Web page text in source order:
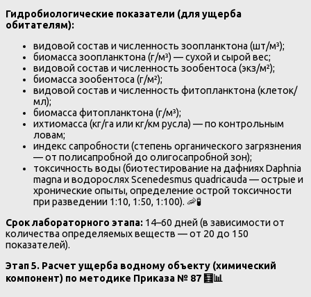
Гидробиологические показатели (для ущерба
обитателям):
видовой состав и численность зоопланктона (шт/м³);
биомасса зоопланктона (г/м³) — сухой и сырой вес;
видовой состав и численность зообентоса (экз/м²);
биомасса зообентоса (г/м²);
видовой состав и численность фитопланктона (клеток/
мл);
биомасса фитопланктона (г/м³);
ихтиомасса (кг/га или кг/км русла) — по контрольным
ловам;
индекс сапробности (степень органического загрязнения
— от полисапробной до олигосапробной зон);
токсичность воды (биотестирование на дафниях Daphnia
magna и водорослях Scenedesmus quadricauda — острые и
хронические опыты, определение острой токсичности
при разведении 1:10, 1:50, 1:100). 🦐🧪
Срок лабораторного этапа: 14–60 дней (в зависимости от
количества определяемых веществ — от 20 до 150
показателей).
Этап 5. Расчет ущерба водному объекту (химический
компонент) по методике Приказа № 87 🧮📊